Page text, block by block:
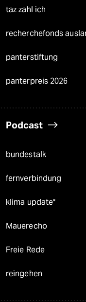
taz zahl ich
recherchefonds
panterstiftung
panterpreis 2026
Podcast
bundestalk
fernverbindung
klima update°
Mauerecho
Freie Rede
reingehen